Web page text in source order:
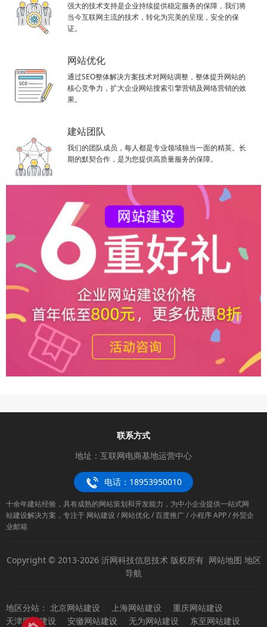
强大的技术支持是企业持续提供稳定服务的保障，我们将
当今互联网主流的技术，转化为完美的呈现，安全的保
证。
网站优化
通过SEO整体解决方案技术对网站调整，整体提升网站的
核心竞争力，扩大企业网站搜索引擎营销及网络营销的效
果。
建站团队
我们的团队成员，每人都是专业领域独当一面的精英。长
期的默契合作，是为您提供高质量服务的保障。
联系方式
地址：互联网电商基地运营中心
电话：18953950010
十余年建站经验，具有成熟的网站策划和开发能力，为中小企业提供一站式网
站建设解决方案，专注于 网站建设 / 网站优化 / 百度推广 / 小程序 APP / 外贸企
业邮箱
Copyright © 2013-2026 沂网科技信息技术 版权所有 网站地图 地区
导航
地区分站： 北京网站建设 上海网站建设
重庆网站建设
天津网站建设
安徽网站建设 无为网站建设 东至网站建设